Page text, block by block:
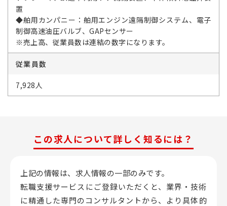
置
◆舶用カンパニー：舶用エンジン遠隔制御システム、電子
制御高速油圧バルブ、GAPセンサー
※売上高、従業員数は連結の数字になります。
従業員数
7,928人
この求人について詳しく知るには？
上記の情報は、求人情報の一部のみです。
転職支援サービスにご登録いただくと、業界・技術
に精通した専門のコンサルタントから、 より具体的